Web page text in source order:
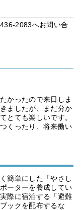
2083へお問い合
かったので来日しま
ましたが、まだ分か
とても楽しいです。
くったり、将来働い
簡単にした「やさし
ーターを養成してい
際に宿泊する「避難
ックを配布するな